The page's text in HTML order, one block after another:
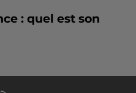
: quel est son